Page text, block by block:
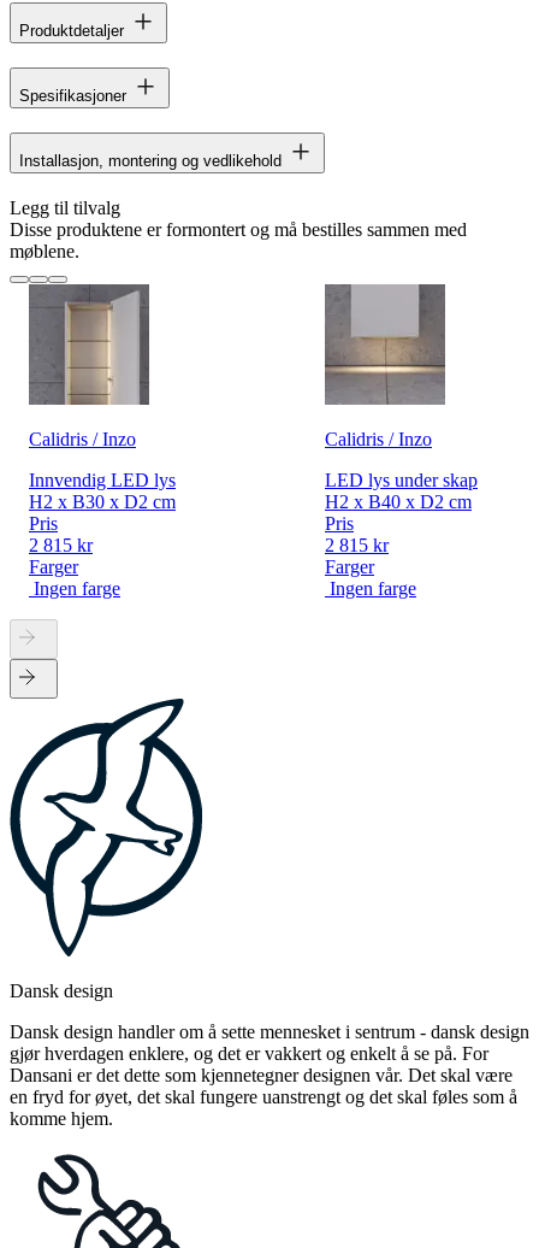
Produktdetaljer
Spesifikasjoner
Installasjon, montering og vedlikehold
Legg til tilvalg
Disse produktene er formontert og må bestilles sammen med
møblene.
Calidris / Inzo
Innvendig LED lys
H2 x B30 x D2 cm
Pris
2 815 kr
Farger
Ingen farge
Calidris / Inzo
LED lys under skap
H2 x B40 x D2 cm
Pris
2 815 kr
Farger
Ingen farge
Dansk design
Dansk design handler om å sette mennesket i sentrum - dansk design
gjør hverdagen enklere, og det er vakkert og enkelt å se på. For
Dansani er det dette som kjennetegner designen vår. Det skal være
en fryd for øyet, det skal fungere uanstrengt og det skal føles som å
komme hjem.